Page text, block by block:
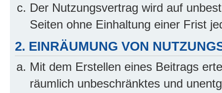
Der Nutzungsvertrag wird auf
Seiten ohne Einhaltung einer Frist
2. EINRÄUMUNG VON
Mit dem Erstellen eines Beitrags
räumlich unbeschränktes und